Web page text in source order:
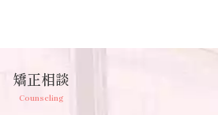
矯正相談
Counseling